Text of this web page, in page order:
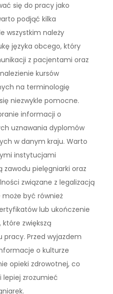
się do pracy jako
podjąć kilka
wszystkim należy
języka obcego, który
z pacjentami oraz
kursów
na terminologię
niezwykle pomocne.
informacji o
uznawania dyplomów
w danym kraju. Warto
instytucjami
pielęgniarki oraz
związane z legalizacją
być również
lub ukończenie
zwiększą
pracy. Przed wyjazdem
o kulturze
opieki zdrowotnej, co
lepiej zrozumieć